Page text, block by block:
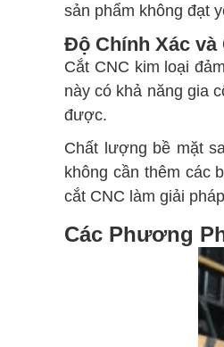
sản phẩm không đạt
Độ Chính Xác
Cắt CNC kim loại
này có khả năng gia
được.
Chất lượng bề mặt
không cần thêm các
cắt CNC làm giải
Các Phương